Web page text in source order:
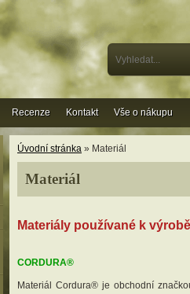
Úvodní stránka » Materiál
Materiál
Materiály používané k
CORDURA®
Materiál Cordura® je obchodní
Recenze Kontakt Vše o nákupu